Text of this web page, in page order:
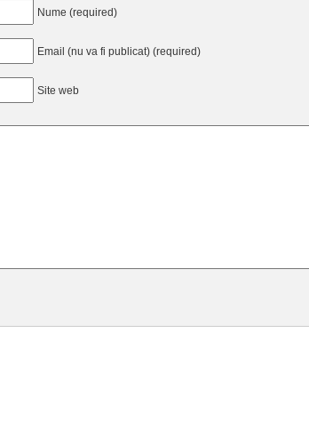
Nume (required)
Email (nu va fi publicat) (required)
Site web